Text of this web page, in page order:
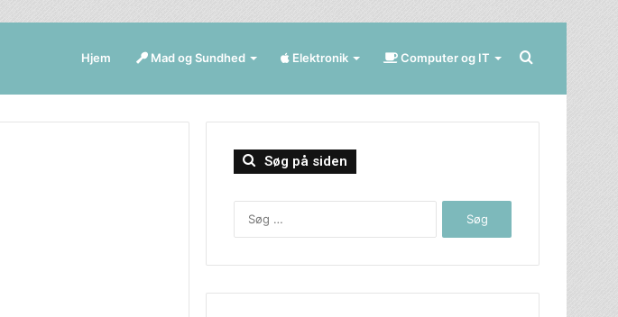
Hjem Mad og Sundhed Elektronik Computer og IT Søg
efter
Søg på siden